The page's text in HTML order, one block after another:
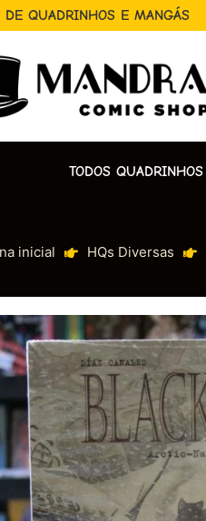
DE QUADRINHOS E MANGÁS
TODOS QUADRINHOS
inicial HQs Diversas